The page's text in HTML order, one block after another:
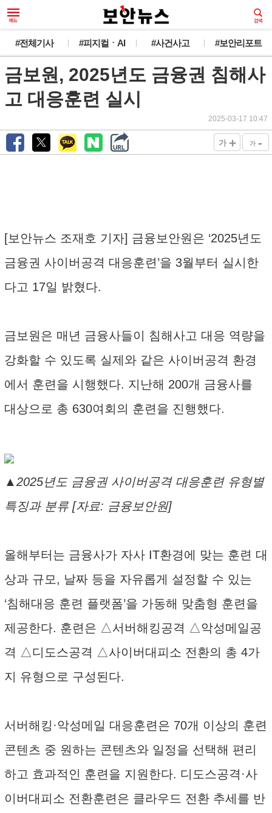
#전체기사 #피지컬ㆍAI #사건사고 #보안리포트
금보원, 2025년도 금융권 침해사
고 대응훈련 실시
2025-03-17 10:47
가 + 가 -
[보안뉴스 조재호 기자] 금융보안원은 ‘2025년도
금융권 사이버공격 대응훈련’을 3월부터 실시한
다고 17일 밝혔다.
금보원은 매년 금융사들이 침해사고 대응 역량을
강화할 수 있도록 실제와 같은 사이버공격 환경
에서 훈련을 시행했다. 지난해 200개 금융사를
대상으로 총 630여회의 훈련을 진행했다.
▲2025년도 금융권 사이버공격 대응훈련 유형별
특징과 분류 [자료: 금융보안원]
올해부터는 금융사가 자사 IT환경에 맞는 훈련 대
상과 규모, 날짜 등을 자유롭게 설정할 수 있는
‘침해대응 훈련 플랫폼’을 가동해 맞춤형 훈련을
제공한다. 훈련은 △서버해킹공격 △악성메일공
격 △디도스공격 △사이버대피소 전환의 총 4가
지 유형으로 구성된다.
서버해킹·악성메일 대응훈련은 70개 이상의 훈련
콘텐츠 중 원하는 콘텐츠와 일정을 선택해 편리
하고 효과적인 훈련을 지원한다. 디도스공격·사
이버대피소 전환훈련은 클라우드 전환 추세를 반